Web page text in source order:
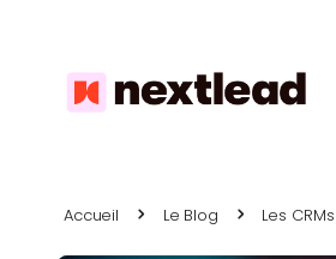
Accueil Le Blog Les CRMs